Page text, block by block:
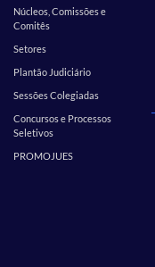
Núcleos, Comissões e
Comitês
Setores
Plantão Judiciário
Sessões Colegiadas
Concursos e Processos
Seletivos
PROMOJUES